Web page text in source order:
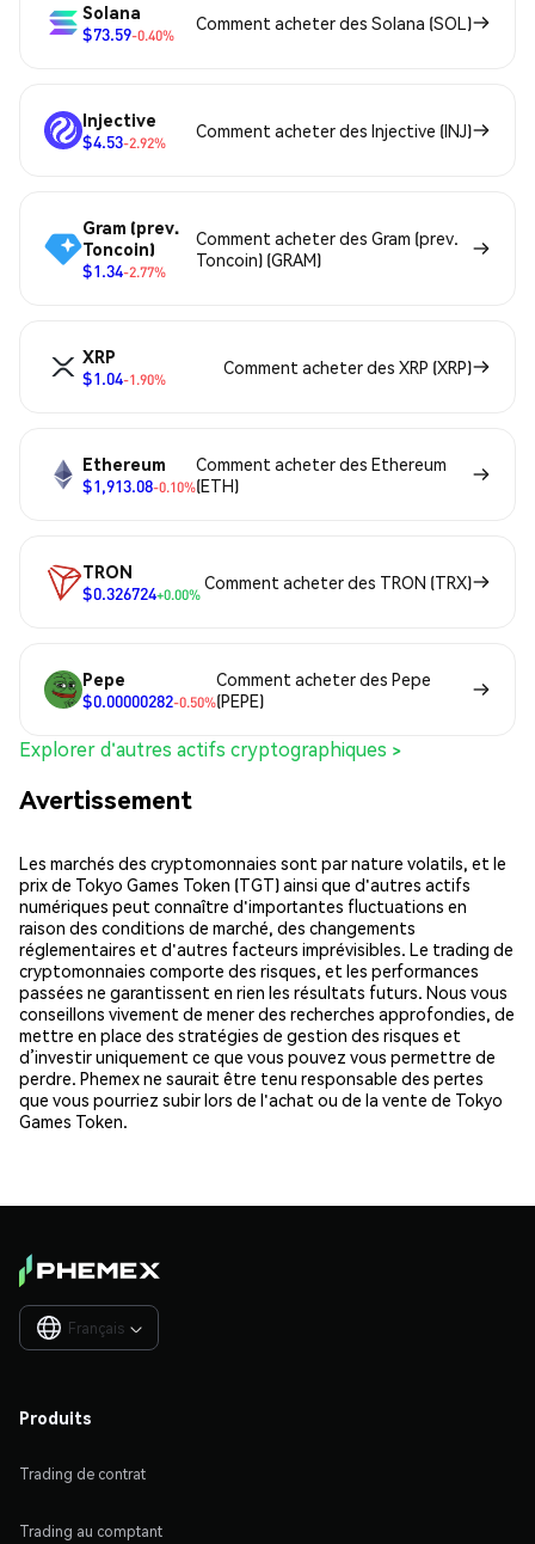
Solana
$73.59-0.40%
Comment acheter des Solana (SOL)
Injective
$4.53-2.92%
Comment acheter des Injective (INJ)
Gram (prev.
Toncoin)
$1.34-2.77%
Comment acheter des Gram (prev.
Toncoin) (GRAM)
XRP
$1.04-1.90%
Comment acheter des XRP (XRP)
Ethereum
$1,913.08-0.10%
Comment acheter des Ethereum
(ETH)
TRON
$0.326724+0.00%
Comment acheter des TRON (TRX)
Pepe
$0.00000282-0.50%
Comment acheter des Pepe
(PEPE)
Explorer d'autres actifs cryptographiques >
Avertissement
Les marchés des cryptomonnaies sont par nature volatils, et le
prix de Tokyo Games Token (TGT) ainsi que d'autres actifs
numériques peut connaître d'importantes fluctuations en
raison des conditions de marché, des changements
réglementaires et d'autres facteurs imprévisibles. Le trading de
cryptomonnaies comporte des risques, et les performances
passées ne garantissent en rien les résultats futurs. Nous vous
conseillons vivement de mener des recherches approfondies, de
mettre en place des stratégies de gestion des risques et
d’investir uniquement ce que vous pouvez vous permettre de
perdre. Phemex ne saurait être tenu responsable des pertes
que vous pourriez subir lors de l'achat ou de la vente de Tokyo
Games Token.
Français 
Produits
Trading de contrat
Trading au comptant